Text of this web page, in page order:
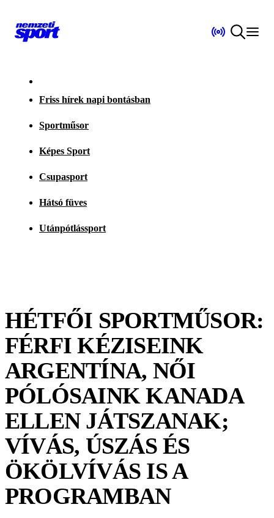
Friss hírek napi bontásban
Sportműsor
Képes Sport
Csupasport
Hátsó füves
Utánpótlássport
HÉTFŐI SPORTMŰSOR:
FÉRFI KÉZISEINK
ARGENTÍNA, NŐI
PÓLÓSAINK KANADA
ELLEN JÁTSZANAK;
VÍVÁS, ÚSZÁS ÉS
ÖKÖLVÍVÁS IS A
PROGRAMBAN